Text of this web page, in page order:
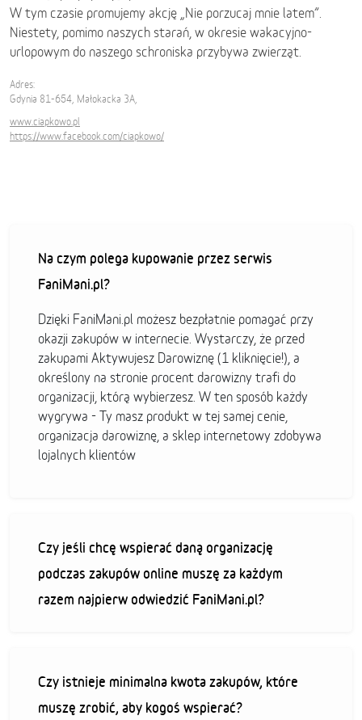
W tym czasie promujemy akcję „Nie porzucaj mnie latem”.
Niestety, pomimo naszych starań, w okresie wakacyjno-
urlopowym do naszego schroniska przybywa zwierząt.
Adres:
Gdynia 81-654, Małokacka 3A,
www.ciapkowo.pl
https://www.facebook.com/ciapkowo/
Na czym polega kupowanie przez serwis
FaniMani.pl?
Dzięki FaniMani.pl możesz bezpłatnie pomagać przy
okazji zakupów w internecie. Wystarczy, że przed
zakupami Aktywujesz Darowiznę (1 kliknięcie!), a
określony na stronie procent darowizny trafi do
organizacji, którą wybierzesz. W ten sposób każdy
wygrywa - Ty masz produkt w tej samej cenie,
organizacja darowiznę, a sklep internetowy zdobywa
lojalnych klientów
Czy jeśli chcę wspierać daną organizację
podczas zakupów online muszę za każdym
razem najpierw odwiedzić FaniMani.pl?
Czy istnieje minimalna kwota zakupów, które
muszę zrobić, aby kogoś wspierać?